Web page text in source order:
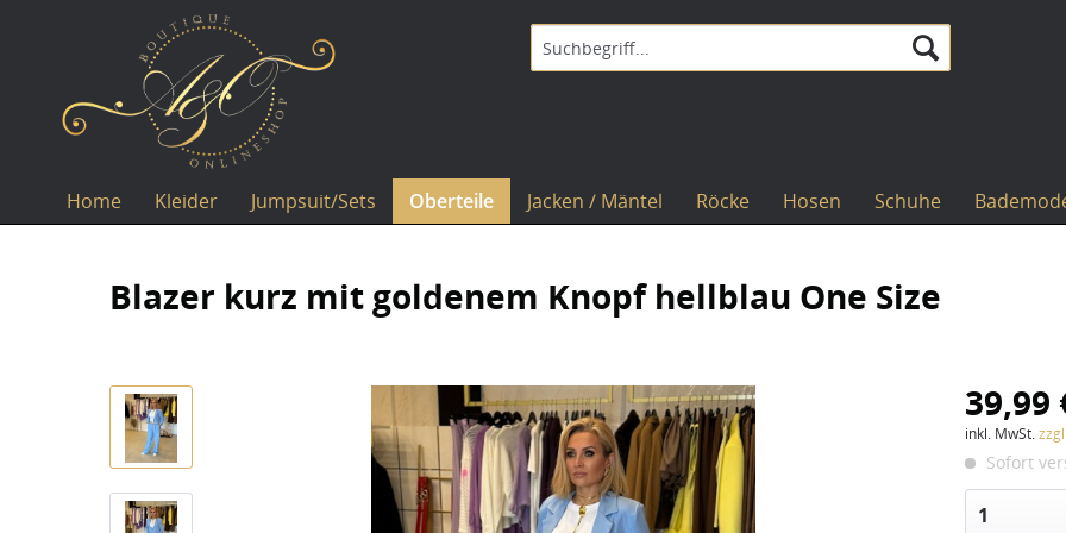
Home Kleider Jumpsuit/Sets Oberteile Jacken / Mäntel Röcke Hosen Schuhe
Blazer kurz mit goldenem Knopf hellblau One Size
39,99
inkl. MwSt.
Sofort
1